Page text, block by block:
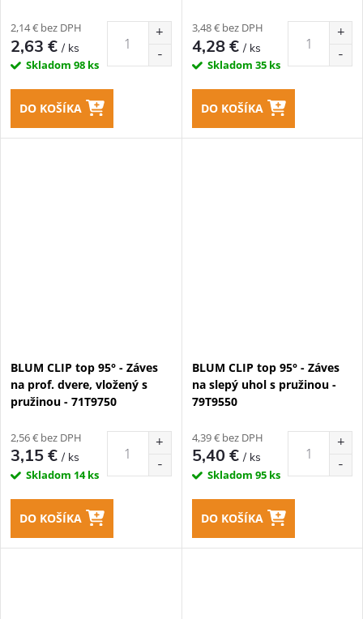
2,14 € bez DPH
2,63 €/ ks
Skladom 98 ks
DO KOŠÍKA
3,48 € bez DPH
4,28 €/ ks
Skladom 35 ks
DO KOŠÍKA
BLUM CLIP top 95° - Záves
na prof. dvere, vložený s
pružinou - 71T9750
2,56 € bez DPH
3,15 €/ ks
Skladom 14 ks
DO KOŠÍKA
BLUM CLIP top 95° - Záves
na slepý uhol s pružinou -
79T9550
4,39 € bez DPH
5,40 €/ ks
Skladom 95 ks
DO KOŠÍKA